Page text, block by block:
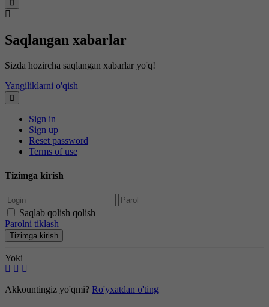
Saqlangan xabarlar
Sizda hozircha saqlangan xabarlar yo'q!
Yangiliklarni o'qish
Sign in
Sign up
Reset password
Terms of use
Tizimga kirish
Saqlab qolish qolish
Parolni tiklash
Tizimga kirish
Yoki
Akkountingiz yo'qmi? Ro'yxatdan o'ting